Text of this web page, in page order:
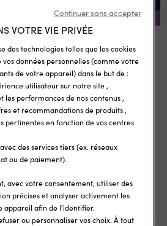
REMISE SUR LA QUANTITÉ
Etiquettes vêtement
personnalisées
thermocollantes Little Wild
0,35 €
même catégorie
Continuer sans accepter
VOTRE VIE PRIVÉE
des technologies telles que les cookies
données personnelles (comme votre
de votre appareil) dans le but de :
utilisateur sur notre site ,
les performances de nos contenus ,
et recommandations de produits ,
pertinentes en fonction de vos centres
des services tiers (ex. réseaux
ou de paiement).
avec votre consentement, utiliser des
précises et analyser activement les
appareil afin de l’identifier.
ou personnaliser vos choix. À tout